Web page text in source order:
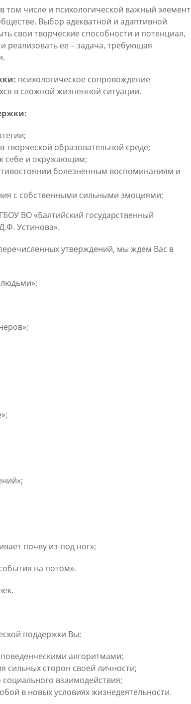
том числе и психологической важный элемент
Выбор адекватной и адаптивной
свои творческие способности и потенциал,
реализовать ее – задача, требующая
психологическое сопровождение
в сложной жизненной ситуации.
образовательной среде;
себе и окружающим;
болезненным воспоминаниям и
с собственными сильными эмоциями;
ВО «Балтийский государственный
Устинова».
утверждений, мы ждем Вас в
почву из-под ног»;
на потом».
поддержки Вы:
алгоритмами;
сильных сторон своей личности;
взаимодействия;
в новых условиях жизнедеятельности.